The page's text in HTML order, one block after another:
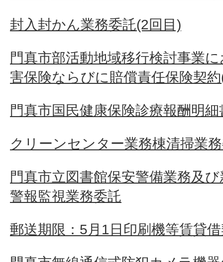
封入封かん業務委託(2回目)
門真市部活動地域移行検討事業
害保険ならびに賠償責任保険契
門真市国民健康保険診療報酬明
クリーンセンター業務棟清掃業
門真市立図書館保安警備業務及
警報監視業務委託
郵送期限：5月1日印刷機等賃貸